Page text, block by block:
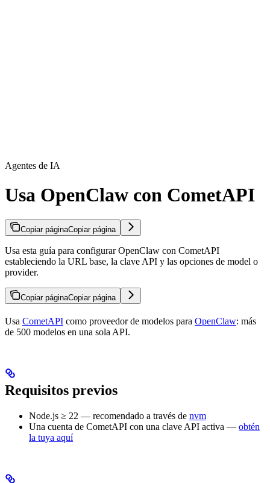
Agentes de IA
Usa OpenClaw con CometAPI
Copiar páginaCopiar página
Usa esta guía para configurar OpenClaw con CometAPI
estableciendo la URL base, la clave API y las opciones de model o
provider.
Copiar páginaCopiar página
Usa CometAPI como proveedor de modelos para OpenClaw: más
de 500 modelos en una sola API.
Requisitos previos
Node.js ≥ 22 — recomendado a través de nvm
Una cuenta de CometAPI con una clave API activa — obtén
la tuya aquí